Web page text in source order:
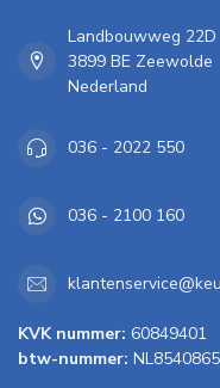
Landbouwweg 22D
3899 BE Zeewolde
Nederland
036 - 2022 550
036 - 2100 160
KVK nummer: 60849401
btw-nummer: